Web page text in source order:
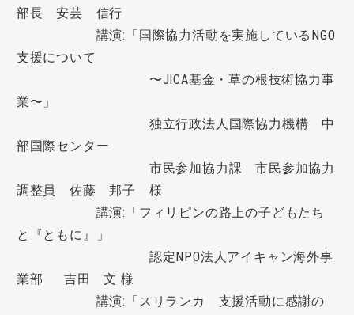
部長 安芸 信行
講演:「国際協力活動を実施しているNGO
支援について
〜JICA基金・草の根技術協力事
業〜」
独立行政法人国際協力機構 中
部国際センター
市民参加協力課 市民参加協力
調整員 佐藤 邦子 様
講演:「フィリピンの路上の子どもたち
と『ともに』」
認定NPO法人アイキャン海外事
業部 吉田 文 様
講演:「スリランカ 支援活動に感謝の